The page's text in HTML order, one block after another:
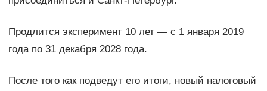
Продлится эксперимент 10 лет — с 1 января 2019
года по 31 декабря 2028 года.
После того как подведут его итоги, новый налоговый